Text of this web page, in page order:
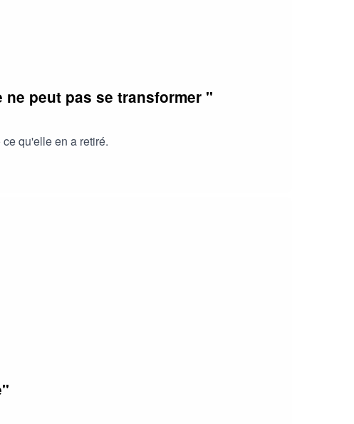
ne peut pas se transformer "
qu'elle en a retiré.